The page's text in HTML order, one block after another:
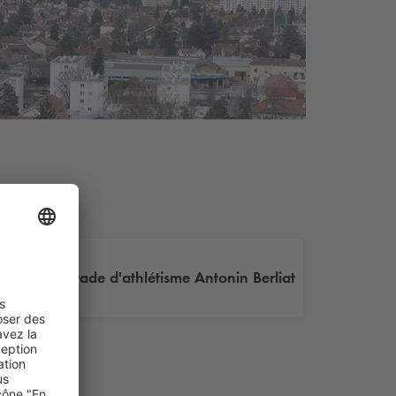
Stade d'athlétisme Antonin Berliat